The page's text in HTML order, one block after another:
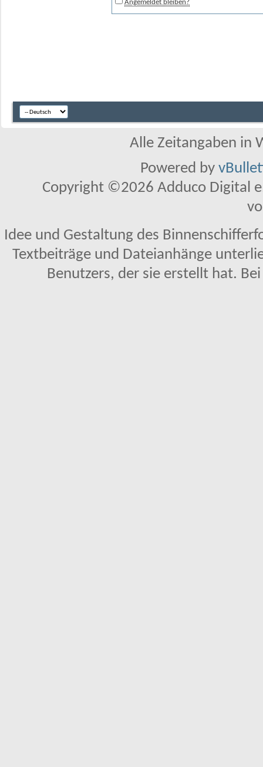
Angemeldet bleiben?
Alle Zeitangaben in
Powered by
Copyright ©2026 Adduco Digital
Idee und Gestaltung des
Textbeiträge und Dateianhänge
Benutzers, der sie erstellt hat.